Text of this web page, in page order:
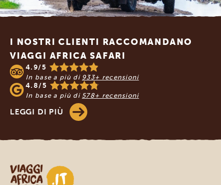
Footer
I NOSTRI CLIENTI RACCOMANDANO
VIAGGI AFRICA SAFARI
4.9/5
In base a più di 933+ recensioni
4.8/5
In base a più di 578+ recensioni
LEGGI DI PIÙ
Viaggi Africa Safari